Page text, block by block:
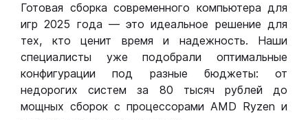
Готовая сборка современного компьютера для
игр 2025 года — это идеальное решение для
тех, кто ценит время и надежность. Наши
специалисты уже подобрали оптимальные
конфигурации под разные бюджеты: от
недорогих систем за 80 тысяч рублей до
мощных сборок с процессорами AMD Ryzen и